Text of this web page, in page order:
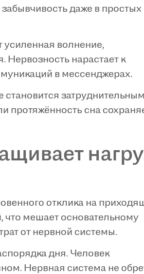
даже в простых
усиленная волнение,
Нервозность нарастает к
в мессенджерах.
протяжённость сна
отклика на
мешает основательному
от нервной системы.
дня. Человек
Нервная система не